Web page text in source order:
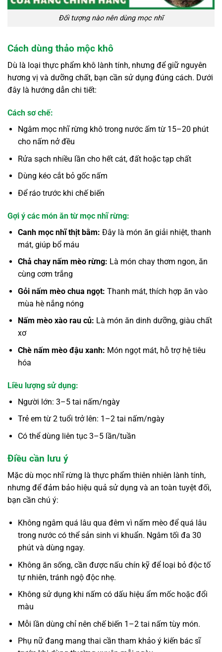
Đối tượng nào nên dùng mọc nhĩ
Cách dùng thảo mộc khô
Dù là loại thực phẩm khô lành tính, nhưng để giữ nguyên
hương vị và dưỡng chất, bạn cần sử dụng đúng cách. Dưới
đây là hướng dẫn chi tiết:
Cách sơ chế:
Ngâm mọc nhĩ rừng khô trong nước ấm từ 15–20 phút
cho nấm nở đều
Rửa sạch nhiều lần cho hết cát, đất hoặc tạp chất
Dùng kéo cắt bỏ gốc nấm
Để ráo trước khi chế biến
Gợi ý các món ăn từ mọc nhĩ rừng:
Canh mọc nhĩ thịt bằm: Đây là món ăn giải nhiệt, thanh
mát, giúp bổ máu
Chả chay nấm mèo rừng: Là món chay thơm ngon, ăn
cùng cơm trắng
Gỏi nấm mèo chua ngọt: Thanh mát, thích hợp ăn vào
mùa hè nắng nóng
Nấm mèo xào rau củ: Là món ăn dinh dưỡng, giàu chất
xơ
Chè nấm mèo đậu xanh: Món ngọt mát, hỗ trợ hệ tiêu
hóa
Liều lượng sử dụng:
Người lớn: 3–5 tai nấm/ngày
Trẻ em từ 2 tuổi trở lên: 1–2 tai nấm/ngày
Có thể dùng liên tục 3–5 lần/tuần
Điều cần lưu ý
Mặc dù mọc nhĩ rừng là thực phẩm thiên nhiên lành tính,
nhưng để đảm bảo hiệu quả sử dụng và an toàn tuyệt đối,
bạn cần chú ý:
Không ngâm quá lâu qua đêm vì nấm mèo để quá lâu
trong nước có thể sản sinh vi khuẩn. Ngâm tối đa 30
phút và dùng ngay.
Không ăn sống, cần được nấu chín kỹ để loại bỏ độc tố
tự nhiên, tránh ngộ độc nhẹ.
Không sử dụng khi nấm có dấu hiệu ẩm mốc hoặc đổi
màu
Mỗi lần dùng chỉ nên chế biến 1–2 tai nấm tùy món.
Phụ nữ đang mang thai cần tham khảo ý kiến bác sĩ